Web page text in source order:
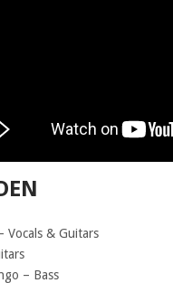
Vocals & Guitars
– Bass